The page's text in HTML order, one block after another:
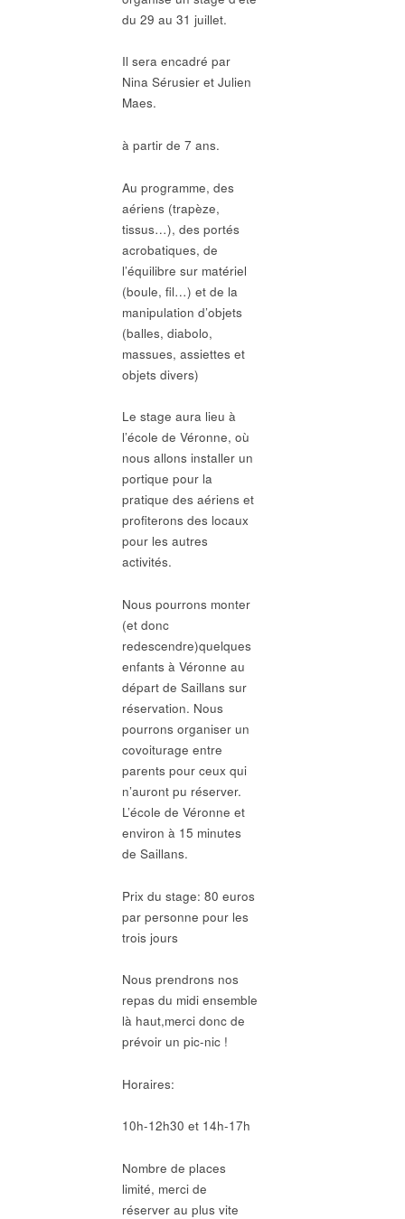
du 29 au 31 juillet.
Il sera encadré par
Nina Sérusier et Julien
Maes.
à partir de 7 ans.
Au programme, des
aériens (trapèze,
tissus…), des portés
acrobatiques, de
l’équilibre sur matériel
(boule, fil…) et de la
manipulation d’objets
(balles, diabolo,
massues, assiettes et
objets divers)
Le stage aura lieu à
l’école de Véronne, où
nous allons installer un
portique pour la
pratique des aériens et
profiterons des locaux
pour les autres
activités.
Nous pourrons monter
(et donc
redescendre)quelques
enfants à Véronne au
départ de Saillans sur
réservation. Nous
pourrons organiser un
covoiturage entre
parents pour ceux qui
n’auront pu réserver.
L’école de Véronne et
environ à 15 minutes
de Saillans.
Prix du stage: 80 euros
par personne pour les
trois jours
Nous prendrons nos
repas du midi ensemble
là haut,merci donc de
prévoir un pic-nic !
Horaires:
10h-12h30 et 14h-17h
Nombre de places
limité, merci de
réserver au plus vite